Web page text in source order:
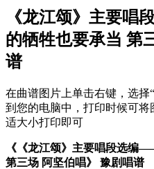
《龙江颂》主要
的牺牲也要承当 第
谱
在曲谱图片上单击右键，选择
到您的电脑中，打印时候可
适大小打印即可
《《龙江颂》主要唱段选编
第三场 阿坚伯唱》 豫剧唱谱